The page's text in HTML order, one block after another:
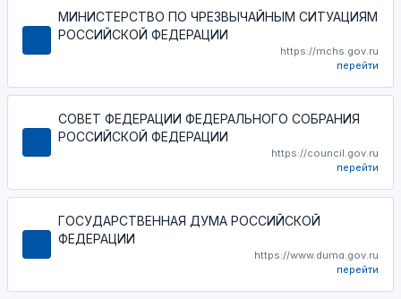
МИНИСТЕРСТВО ПО ЧРЕЗВЫЧАЙНЫМ СИТУАЦИЯМ
РОССИЙСКОЙ ФЕДЕРАЦИИ
https://mchs.gov.ru
перейти
СОВЕТ ФЕДЕРАЦИИ ФЕДЕРАЛЬНОГО СОБРАНИЯ
РОССИЙСКОЙ ФЕДЕРАЦИИ
https://council.gov.ru
перейти
ГОСУДАРСТВЕННАЯ ДУМА РОССИЙСКОЙ
ФЕДЕРАЦИИ
https://www.duma.gov.ru
перейти